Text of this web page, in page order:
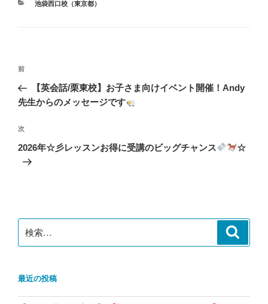
カ
池袋西口校（東京都）
投
ナ
ゲ
ー
シ
前
の
投
前
【英会話/栗東校】お子さま向けイベント開催！Andy
先生からのメッセージです
次
の
次
2026年☆彡レッスンお得に受講のビッグチャンス ☆
索:
最近の投稿